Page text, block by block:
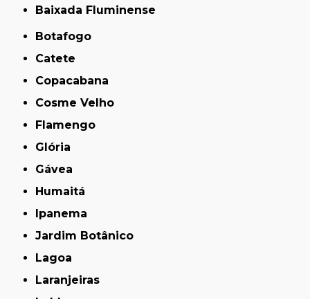
Baixada Fluminense
Botafogo
Catete
Copacabana
Cosme Velho
Flamengo
Glória
Gávea
Humaitá
Ipanema
Jardim Botânico
Lagoa
Laranjeiras